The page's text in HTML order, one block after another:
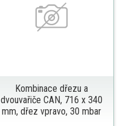
Kombinace dřezu a
dvouvařiče CAN, 716 x 340
mm, dřez vpravo, 30 mbar